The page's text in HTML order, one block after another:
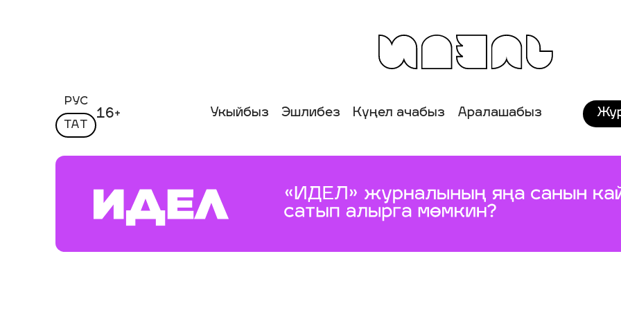
РУС
ТАТ
16+ Укыйбыз Эшлибез Күңел ачабыз Аралашабыз